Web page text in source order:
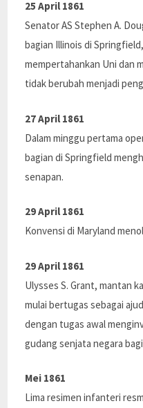
25 April 1861
Senator AS Stephen A.
bagian Illinois di
mempertahankan Uni dan
tidak berubah menjadi
27 April 1861
Dalam minggu pertama
bagian di Springfield
senapan.
29 April 1861
Konvensi di Maryland
29 April 1861
Ulysses S. Grant, mantan
mulai bertugas sebagai
dengan tugas awal
gudang senjata negara
Mei 1861
Lima resimen infanteri